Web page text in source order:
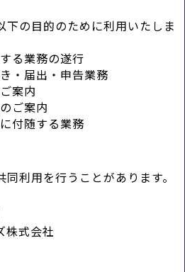
下の目的のために利用いたしま
る業務の遂行
・届出・申告業務
案内
ご案内
付随する業務
利用を行うことがあります。
株式会社